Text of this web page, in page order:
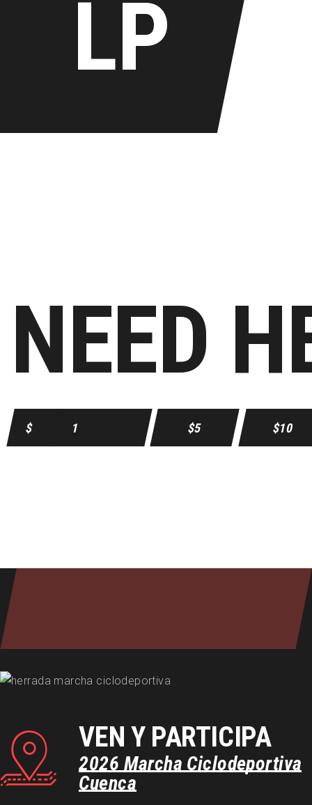
LP
NEED
$ $5 $10
VEN Y PARTICIPA
2026 Marcha Ciclodeportiva
Cuenca